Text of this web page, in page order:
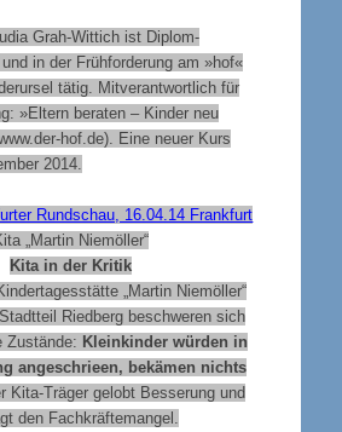
Grah-Wittich ist Diplom-
in der Frühforderung am »hof«
tätig. Mitverantwortlich für
»Eltern beraten – Kinder neu
hof.de). Eine neuer Kurs
2014.
Rundschau, 16.04.14 Frankfurt
„Martin Niemöller“
Kita in der Kritik
„Martin Niemöller“
Riedberg beschweren sich
Zustände: Kleinkinder würden in
angeschrieen, bekämen nichts
Kita-Träger gelobt Besserung und
den Fachkräftemangel.